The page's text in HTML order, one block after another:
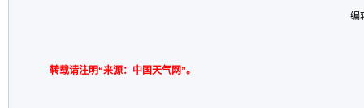
编
转载请注明“来源：中国天气网”。